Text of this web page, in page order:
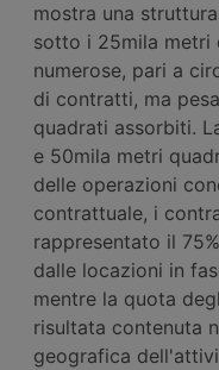
mostra una
sotto i 25mila metri
numerose, pari a
di contratti, ma
quadrati assorbiti.
e 50mila metri
delle operazioni
contrattuale, i
rappresentato il
dalle locazioni in
mentre la quota
risultata contenuta
geografica